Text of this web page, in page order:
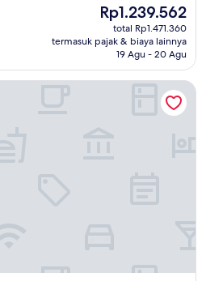
Harga
sekarang
Rp1.239.562
Rp1.239.562
total Rp1.471.360
termasuk pajak & biaya lainnya
19 Agu - 20 Agu